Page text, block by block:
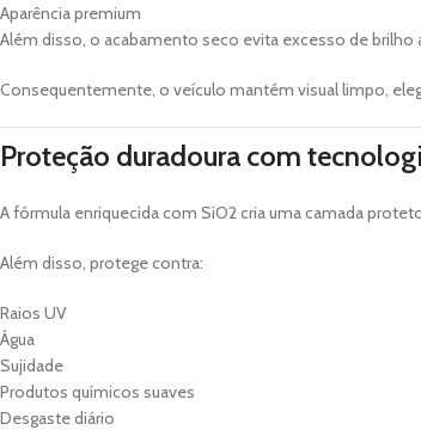
Aparência premium
Além disso, o acabamento seco evita excesso de brilho
Consequentemente, o veículo mantém visual limpo,
Proteção duradoura com
A fórmula enriquecida com SiO2 cria uma camada
Além disso, protege contra:
Raios UV
Água
Sujidade
Produtos químicos suaves
Desgaste diário